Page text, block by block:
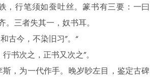
，行笔须如蚕吐丝。篆书有三要：一曰
三者失其一，奴书耳。
古今，不染旧习”。“
书次之，正书又次之”。
，为一代作手。晚岁眇左目，鉴定古碑